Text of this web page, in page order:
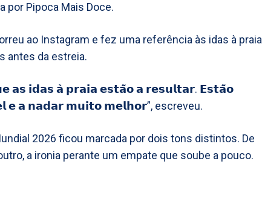
por Pipoca Mais Doce.
ao Instagram e fez uma referência às idas à praia
antes da estreia.
𝗶𝗱𝗮𝘀 𝗮̀ 𝗽𝗿𝗮𝗶𝗮 𝗲𝘀𝘁𝗮̃𝗼 𝗮 𝗿𝗲𝘀𝘂𝗹𝘁𝗮𝗿. 𝗘𝘀𝘁𝗮̃𝗼
𝗮 𝗻𝗮𝗱𝗮𝗿 𝗺𝘂𝗶𝘁𝗼 𝗺𝗲𝗹𝗵𝗼𝗿”, escreveu.
2026 ficou marcada por dois tons distintos. De
a ironia perante um empate que soube a pouco.